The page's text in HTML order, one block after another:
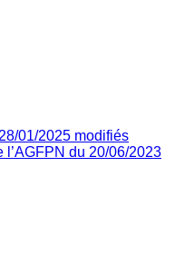
01/2025 modifiés
du 20/06/2023